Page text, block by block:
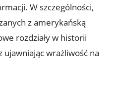
W szczególności,
z amerykańską
rozdziały w historii
wrażliwość na